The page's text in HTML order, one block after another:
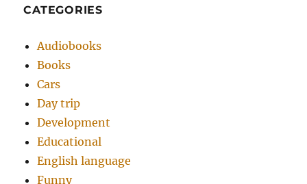
CATEGORIES
Audiobooks
Books
Cars
Day trip
Development
Educational
English language
Funny